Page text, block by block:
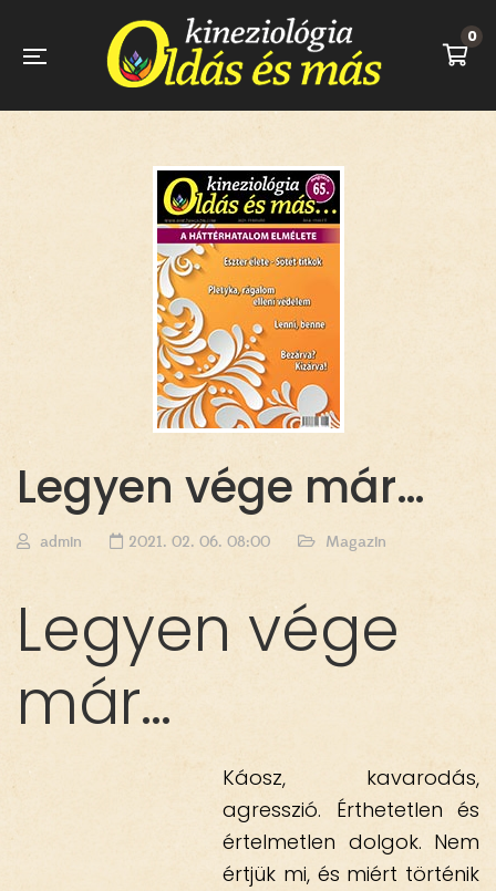
0
Legyen vége már…
admin 2021. 02. 06. 08:00 Magazin
Legyen vége
már…
Káosz, kavarodás,
agresszió. Érthetetlen és
értelmetlen dolgok. Nem
értjük mi, és miért történik